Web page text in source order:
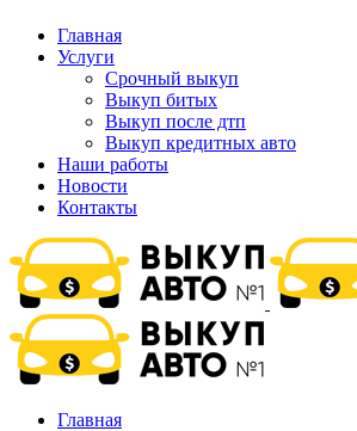
Главная
Услуги
Срочный выкуп
Выкуп битых
Выкуп после дтп
Выкуп кредитных авто
Наши работы
Новости
Контакты
Главная